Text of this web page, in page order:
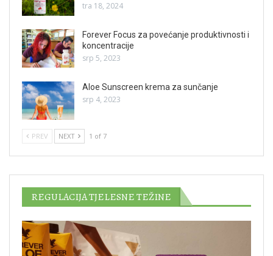
tra 18, 2024
Forever Focus za povećanje produktivnosti i
koncentracije
srp 5, 2023
Aloe Sunscreen krema za sunčanje
srp 4, 2023
PREV NEXT 1 of 7
REGULACIJA TJELESNE TEŽINE